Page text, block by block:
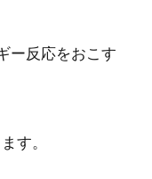
ー反応をおこす
す。